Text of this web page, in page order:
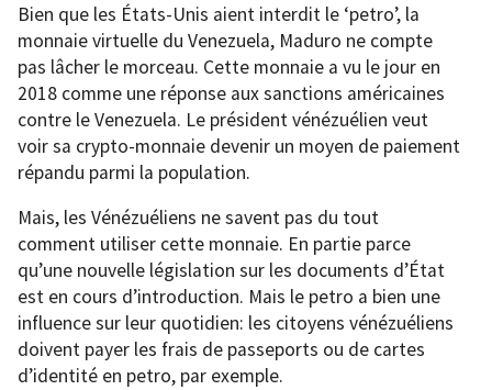
Bien que les États-Unis aient interdit le ‘petro’, la
monnaie virtuelle du Venezuela, Maduro ne compte
pas lâcher le morceau. Cette monnaie a vu le jour en
2018 comme une réponse aux sanctions américaines
contre le Venezuela. Le président vénézuélien veut
voir sa crypto-monnaie devenir un moyen de paiement
répandu parmi la population.
Mais, les Vénézuéliens ne savent pas du tout
comment utiliser cette monnaie. En partie parce
qu’une nouvelle législation sur les documents d’État
est en cours d’introduction. Mais le petro a bien une
influence sur leur quotidien: les citoyens vénézuéliens
doivent payer les frais de passeports ou de cartes
d’identité en petro, par exemple.